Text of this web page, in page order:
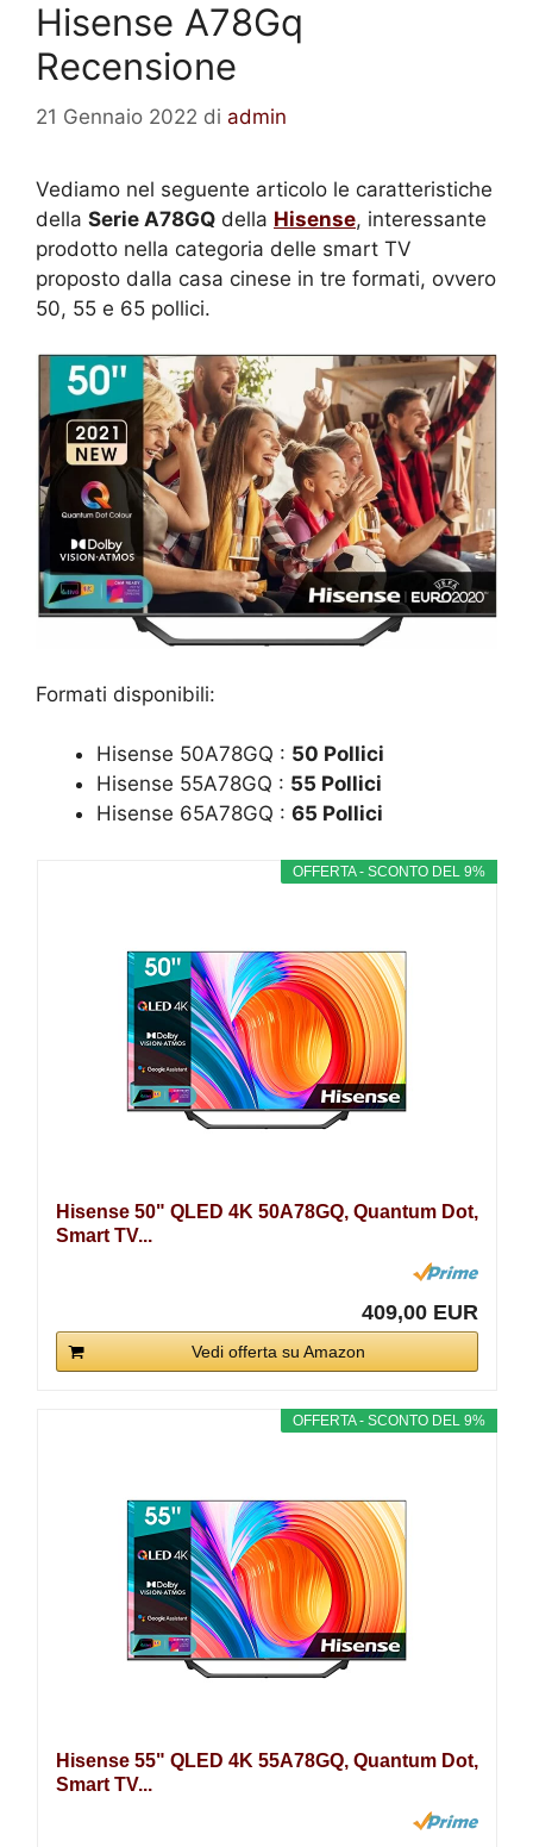
Hisense A78Gq
Recensione
21 Gennaio 2022 di admin
Vediamo nel seguente articolo le caratteristiche
della Serie A78GQ della Hisense, interessante
prodotto nella categoria delle smart TV
proposto dalla casa cinese in tre formati, ovvero
50, 55 e 65 pollici.
Formati disponibili:
Hisense 50A78GQ : 50 Pollici
Hisense 55A78GQ : 55 Pollici
Hisense 65A78GQ : 65 Pollici
OFFERTA - SCONTO DEL 9%
Hisense 50" QLED 4K 50A78GQ, Quantum Dot,
Smart TV...
409,00 EUR
Vedi offerta su Amazon
OFFERTA - SCONTO DEL 9%
Hisense 55" QLED 4K 55A78GQ, Quantum Dot,
Smart TV...